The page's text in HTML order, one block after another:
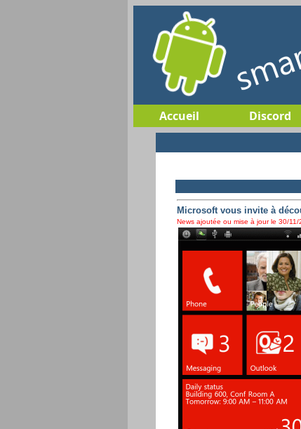
Accueil Discord
Microsoft vous invite à
News ajoutée ou mise à jour le 30/